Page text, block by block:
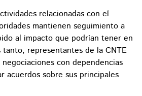
relacionadas con el
mantienen seguimiento a
al impacto que podrían tener en
representantes de la CNTE
negociaciones con dependencias
acuerdos sobre sus principales